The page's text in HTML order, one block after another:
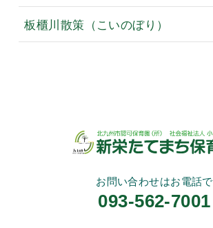
板櫃川散策（こいのぼり）
お問い合わせはお電話で
093-562-7001